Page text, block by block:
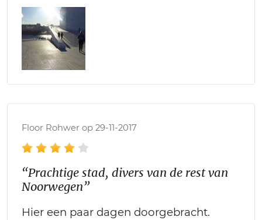
Floor Rohwer op 29-11-2017
“Prachtige stad, divers van de rest van
Noorwegen”
Hier een paar dagen doorgebracht.